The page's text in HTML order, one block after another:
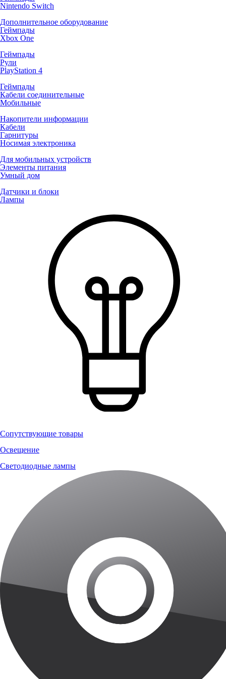
Nintendo Switch
Дополнительное оборудование
Геймпады
Xbox One
Геймпады
Рули
PlayStation 4
Геймпады
Кабели соединительные
Мобильные
Накопители информации
Кабели
Гарнитуры
Носимая электроника
Для мобильных устройств
Элементы питания
Умный дом
Датчики и блоки
Лампы
Сопутствующие товары
Освещение
Светодиодные лампы